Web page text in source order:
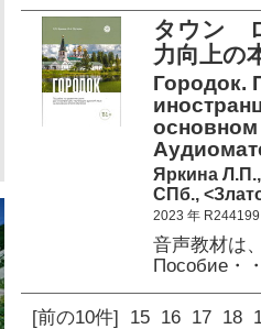
タウン
力向上の
Городок.
основном
Яркина
СПб.,
2023 年 R244199
音声教材は
Пособие・
[前の10件] 15 16 17 18